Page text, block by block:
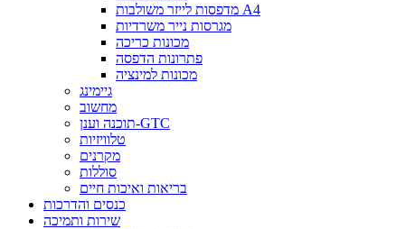
מדפסות לייזר משולבות A4
מגרסות נייר משרדיות
מכונות כריכה
פתרונות הדפסה
מכונות למינציה
גיימינג
מחשוב
תוכנה וענן-GTC
טלוויזיות
מקרנים
סוללות
בריאות ואיכות חיים
כנסים והדרכות
שירות ותמיכה